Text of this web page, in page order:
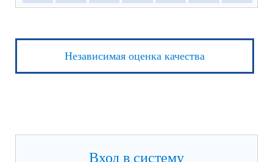
Независимая оценка качества
Вход в систему